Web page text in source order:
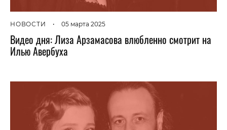
НОВОСТИ • 05 марта 2025
Видео дня: Лиза Арзамасова влюбленно смотрит на
Илью Авербуха